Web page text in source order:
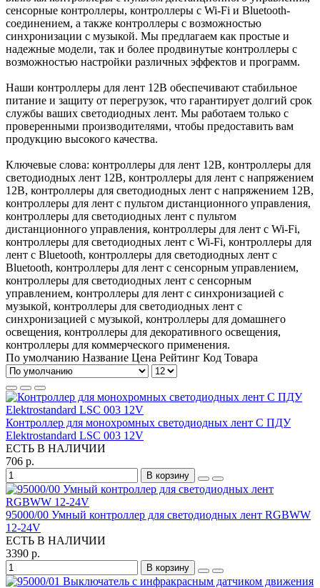
сенсорные контроллеры, контроллеры с Wi-Fi и Bluetooth-
соединением, а также контроллеры с возможностью
синхронизации с музыкой. Мы предлагаем как простые и
надежные модели, так и более продвинутые контроллеры с
возможностью настройки различных эффектов и программ.
Наши контроллеры для лент 12В обеспечивают стабильное
питание и защиту от перегрузок, что гарантирует долгий срок
службы ваших светодиодных лент. Мы работаем только с
проверенными производителями, чтобы предоставить вам
продукцию высокого качества.
Ключевые слова: контроллеры для лент 12В, контроллеры для
светодиодных лент 12В, контроллеры для лент с напряжением
12В, контроллеры для светодиодных лент с напряжением 12В,
контроллеры для лент с пультом дистанционного управления,
контроллеры для светодиодных лент с пультом
дистанционного управления, контроллеры для лент с Wi-Fi,
контроллеры для светодиодных лент с Wi-Fi, контроллеры для
лент с Bluetooth, контроллеры для светодиодных лент с
Bluetooth, контроллеры для лент с сенсорным управлением,
контроллеры для светодиодных лент с сенсорным
управлением, контроллеры для лент с синхронизацией с
музыкой, контроллеры для светодиодных лент с
синхронизацией с музыкой, контроллеры для домашнего
освещения, контроллеры для декоративного освещения,
контроллеры для коммерческого применения.
По умолчанию Название Цена Рейтинг Код Товара
Контроллер для монохромных светодиодных лент С ПДУ
Elektrostandard LSC 003 12V
ЕСТЬ В НАЛИЧИИ
706 р.
В корзину
95000/00 Умный контроллер для светодиодных лент RGBWW
12-24V
ЕСТЬ В НАЛИЧИИ
3390 р.
В корзину